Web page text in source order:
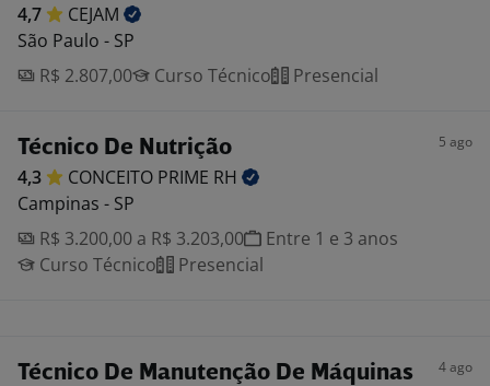
4,7
CEJAM
São Paulo - SP
R$ 2.807,00
Curso Técnico Presencial
Técnico De Nutrição 5 ago
4,3 CONCEITO PRIME RH
Campinas - SP
R$ 3.200,00 a R$ 3.203,00
Entre 1 e 3 anos
Curso Técnico
Presencial
Técnico De Manutenção De Máquinas 4 ago